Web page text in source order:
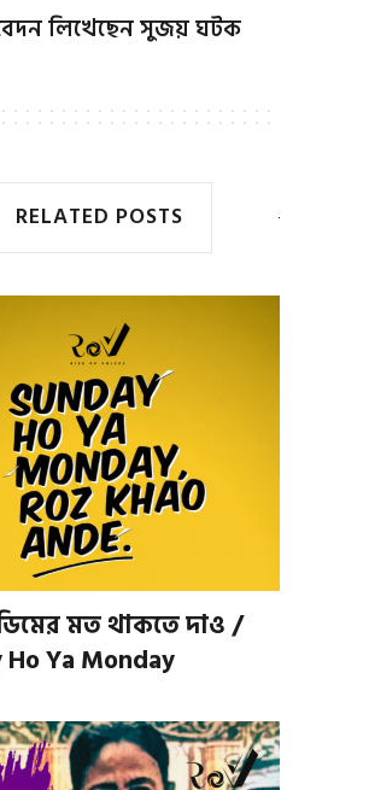
লিখেছেনসুজয় ঘটক
RELATED POSTS
মত থাকতে দাও /
Ho Ya Monday